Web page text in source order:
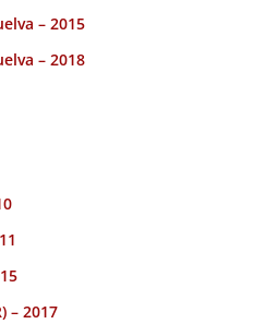
– 2015
– 2018
– 2017